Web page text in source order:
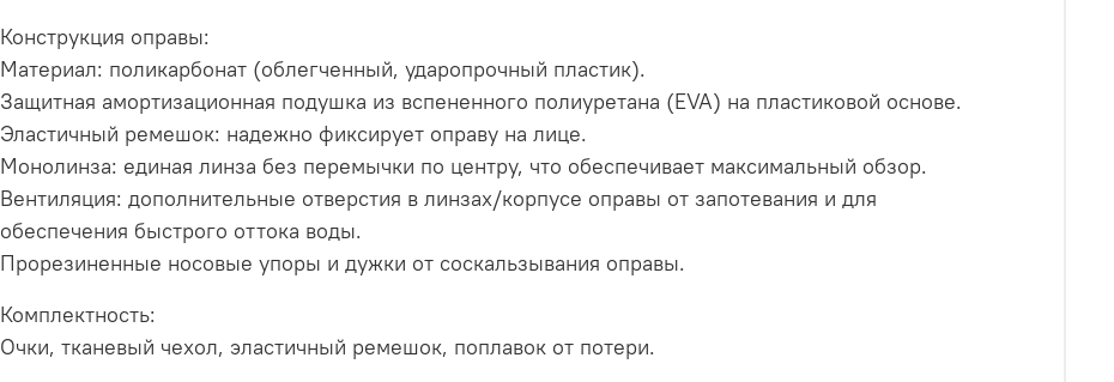
Конструкция оправы:
Материал: поликарбонат (облегченный, ударопрочный пластик).
Защитная амортизационная подушка из вспененного полиуретана (EVA) на пластиковой основе.
Эластичный ремешок: надежно фиксирует оправу на лице.
Монолинза: единая линза без перемычки по центру, что обеспечивает максимальный обзор.
Вентиляция: дополнительные отверстия в линзах/корпусе оправы от запотевания и для
обеспечения быстрого оттока воды.
Прорезиненные носовые упоры и дужки от соскальзывания оправы.
Комплектность:
Очки, тканевый чехол, эластичный ремешок, поплавок от потери.